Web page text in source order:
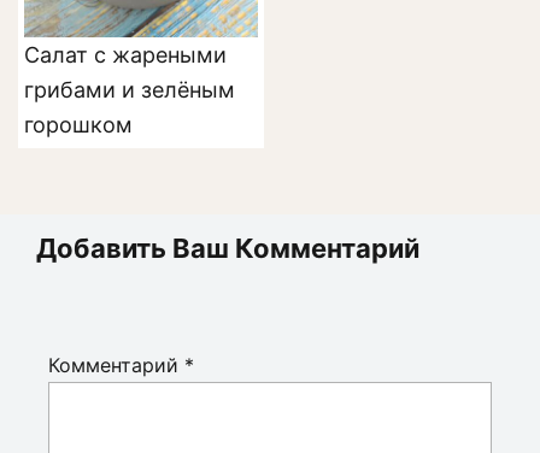
Салат с жареными
грибами и зелёным
горошком
Добавить Ваш Комментарий
Комментарий *